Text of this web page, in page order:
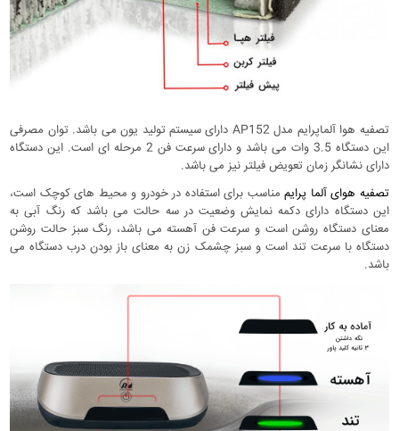
تصفیه هوا آلماپرایم مدل AP152 دارای سیستم تولید یون می باشد. توان مصرفی
این دستگاه 3.5 وات می باشد و دارای سرعت فن 2 مرحله ای است. این دستگاه
دارای نشانگر زمان تعویض فیلتر نیز می باشد.
تصفیه هوای آلما پرایممناسب برای استفاده در خودرو و محیط های کوچک است،
این دستگاه دارای دکمه نمایش وضعیت در سه حالت می باشد که رنگ آبی به
معنای دستگاه روشن است و سرعت فن آهسته می باشد، رنگ سبز حالت روشن
دستگاه با سرعت تند است و سبز چشمک زن به معنای باز بودن درب دستگاه می
باشد.